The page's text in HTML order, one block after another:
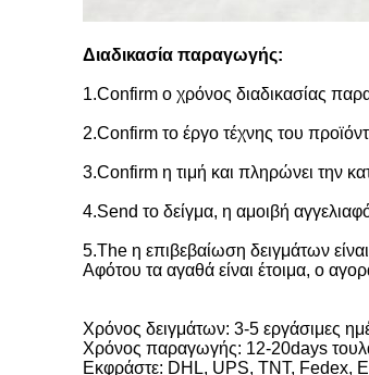
Διαδικασία παραγωγής:
1.Confirm ο χρόνος διαδικασίας
2.Confirm το έργο τέχνης του
3.Confirm η τιμή και πληρώνει την
4.Send το δείγμα, η αμοιβή
5.The η επιβεβαίωση δειγμάτων
Αφότου τα αγαθά είναι έτοιμα, ο
Χρόνος δειγμάτων: 3-5 εργάσιμες
Χρόνος παραγωγής: 12-20days
Εκφράστε: DHL, UPS, TNT, Fedex,